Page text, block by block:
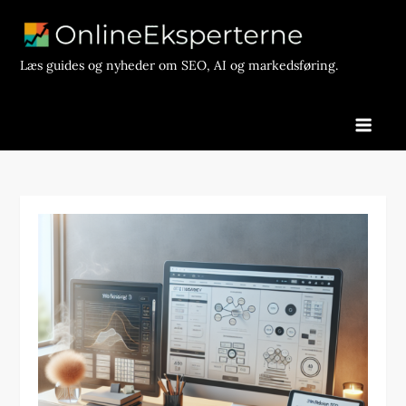
contentLæs guides og nyheder om SEO, AI og markedsføring.